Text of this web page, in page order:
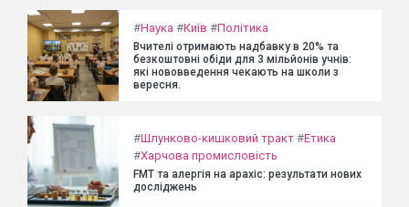
#Наука #Київ #Політика
Вчителі отримають надбавку в 20% та
безкоштовні обіди для 3 мільйонів учнів:
які нововведення чекають на школи з
вересня.
#Шлунково-кишковий тракт #Етика
#Харчова промисловість
FMT та алергія на арахіс: результати нових
досліджень